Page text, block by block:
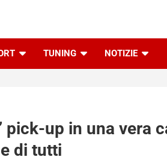
TUNING NOTIZIE
pick-up in una vera
di tutti